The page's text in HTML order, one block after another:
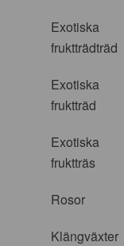
Exotiska
fruktträdträd
Exotiska
fruktträd
Exotiska
fruktträs
Rosor
Klängväxter